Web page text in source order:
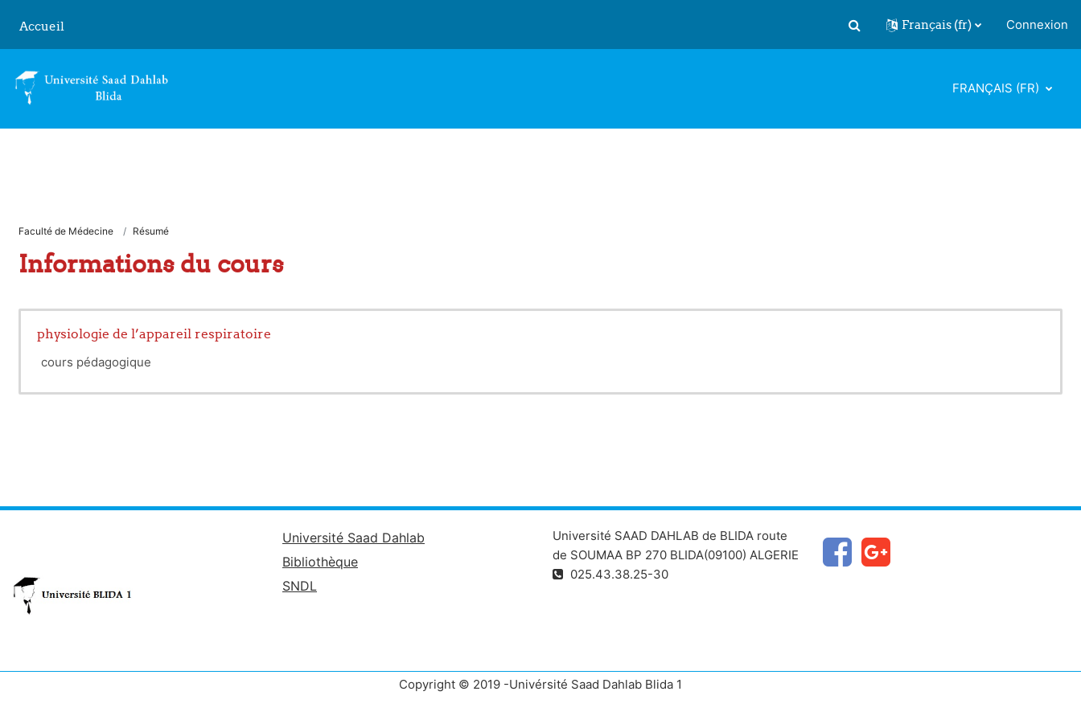
Accueil
Activer/désactiver la saisie de
Français ‎(fr)‎ Connexion
FRANÇAIS ‎(FR)‎
Faculté de Médecine Résumé
Informations du cours
physiologie de l’appareil respiratoire
cours pédagogique
Université Saad Dahlab
Bibliothèque
SNDL
Université SAAD DAHLAB de BLIDA route
de SOUMAA BP 270 BLIDA(09100) ALGERIE
025.43.38.25-30
Copyright © 2019 -Univérsité Saad Dahlab Blida 1